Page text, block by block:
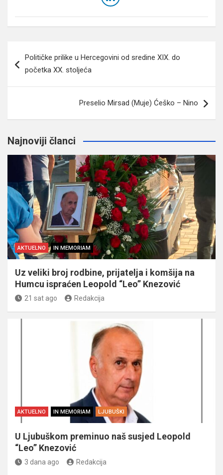
članaka
Političke prilike u Hercegovini od sredine XIX. do
početka XX. stoljeća
Preselio Mirsad (Muje) Ćeško – Nino
Najnoviji članci
AKTUELNO IN MEMORIAM
Uz veliki broj rodbine, prijatelja i komšija na
Humcu ispraćen Leopold “Leo” Knezović
21 sat ago Redakcija
AKTUELNO IN MEMORIAM LJUBUŠKI
U Ljubuškom preminuo naš susjed Leopold
“Leo” Knezović
3 dana ago Redakcija